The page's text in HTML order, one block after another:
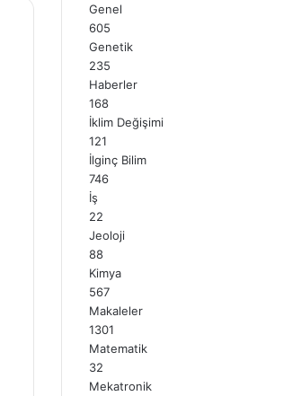
Genel
605
Genetik
235
Haberler
168
İklim Değişimi
121
İlginç Bilim
746
İş
22
Jeoloji
88
Kimya
567
Makaleler
1301
Matematik
32
Mekatronik